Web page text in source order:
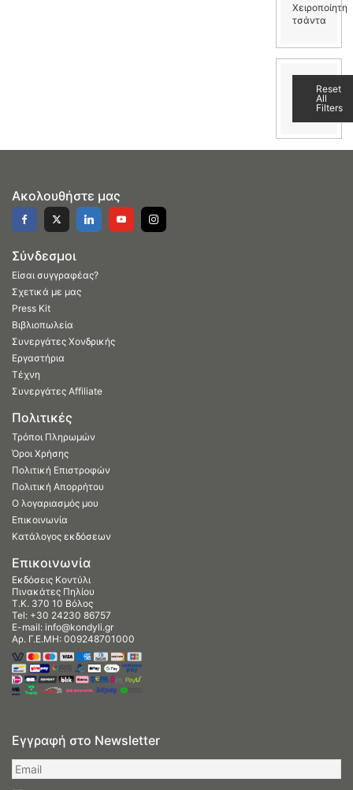
Χειροποίητη
τσάντα
Reset
All
Filters
Ακολουθήστε μας
Σύνδεσμοι
Είσαι συγγραφέας?
Σχετικά με μας
Press Kit
Βιβλιοπωλεία
Συνεργάτες Χονδρικής
Εργαστήρια
Τέχνη
Συνεργάτες Affiliate
Πολιτικές
Τρόποι Πληρωμών
Όροι Χρήσης
Πολιτική Επιστροφών
Πολιτική Απορρήτου
Ο λογαριασμός μου
Επικοινωνία
Κατάλογος εκδόσεων
Επικοινωνία
Εκδόσεις Κοντύλι
Πινακάτες Πηλίου
Τ.Κ. 370 10 Βόλος
Tel: +30 24230 86757
E-mail: info@kondyli.gr
Αρ. Γ.Ε.ΜΗ: 009248701000
Εγγραφή στο Newsletter